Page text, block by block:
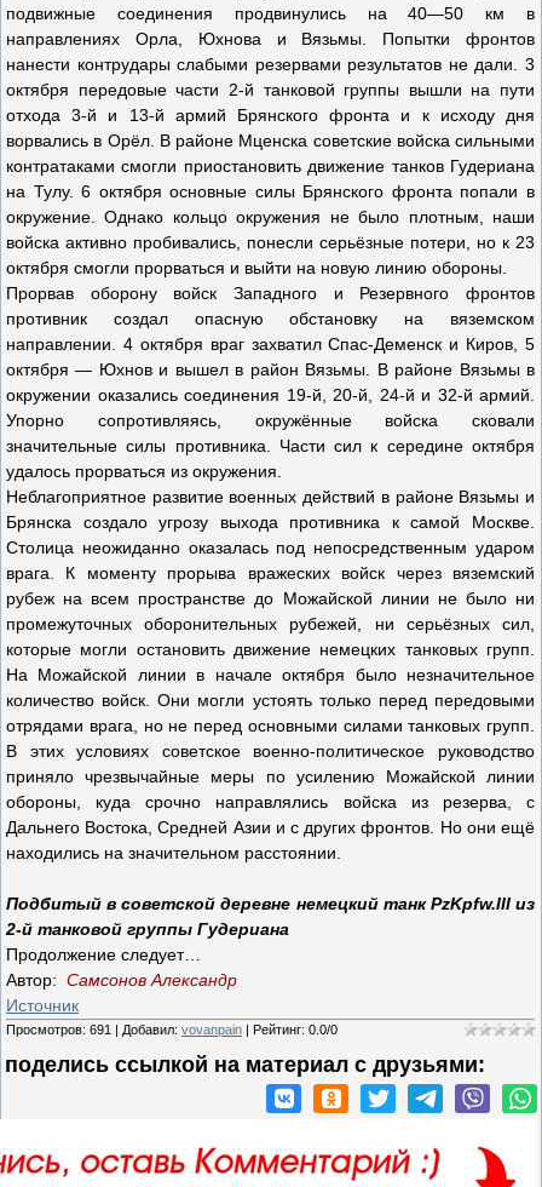
подвижные соединения продвинулись на 40—50 км в
направлениях Орла, Юхнова и Вязьмы. Попытки фронтов
нанести контрудары слабыми резервами результатов не дали. 3
октября передовые части 2-й танковой группы вышли на пути
отхода 3-й и 13-й армий Брянского фронта и к исходу дня
ворвались в Орёл. В районе Мценска советские войска сильными
контратаками смогли приостановить движение танков Гудериана
на Тулу. 6 октября основные силы Брянского фронта попали в
окружение. Однако кольцо окружения не было плотным, наши
войска активно пробивались, понесли серьёзные потери, но к 23
октября смогли прорваться и выйти на новую линию обороны.
Прорвав оборону войск Западного и Резервного фронтов
противник создал опасную обстановку на вяземском
направлении. 4 октября враг захватил Спас-Деменск и Киров, 5
октября — Юхнов и вышел в район Вязьмы. В районе Вязьмы в
окружении оказались соединения 19-й, 20-й, 24-й и 32-й армий.
Упорно сопротивляясь, окружённые войска сковали
значительные силы противника. Части сил к середине октября
удалось прорваться из окружения.
Неблагоприятное развитие военных действий в районе Вязьмы и
Брянска создало угрозу выхода противника к самой Москве.
Столица неожиданно оказалась под непосредственным ударом
врага. К моменту прорыва вражеских войск через вяземский
рубеж на всем пространстве до Можайской линии не было ни
промежуточных оборонительных рубежей, ни серьёзных сил,
которые могли остановить движение немецких танковых групп.
На Можайской линии в начале октября было незначительное
количество войск. Они могли устоять только перед передовыми
отрядами врага, но не перед основными силами танковых групп.
В этих условиях советское военно-политическое руководство
приняло чрезвычайные меры по усилению Можайской линии
обороны, куда срочно направлялись войска из резерва, с
Дальнего Востока, Средней Азии и с других фронтов. Но они ещё
находились на значительном расстоянии.
Подбитый в советской деревне немецкий танк PzKpfw.III из
2-й танковой группы Гудериана
Продолжение следует…
Автор: Самсонов Александр
Источник
Просмотров: 691 | Добавил: vovanpain | Рейтинг: 0.0/0
поделись ссылкой на материал c друзьями: